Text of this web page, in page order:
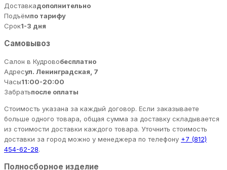
Доставкадополнительно
Подъёмпо тарифу
Срок1-3 дня
Самовывоз
Салон в Кудровобесплатно
Адресул. Ленинградская, 7
Часы11:00-20:00
Забратьпосле оплаты
Стоимость указана за каждый договор. Если заказываете
больше одного товара, общая сумма за доставку складывается
из стоимости доставки каждого товара. Уточнить стоимость
доставки за город можно у менеджера по телефону +7 (812)
454-62-28.
Полносборное изделие